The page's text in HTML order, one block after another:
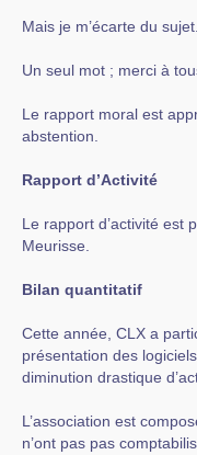
Mais je m’écarte du sujet.
Un seul mot ; merci à
Le rapport moral est
abstention.
Rapport d’Activité
Le rapport d’activité est
Meurisse.
Bilan quantitatif
Cette année, CLX a
présentation des
diminution drastique
L’association est
n’ont pas pas